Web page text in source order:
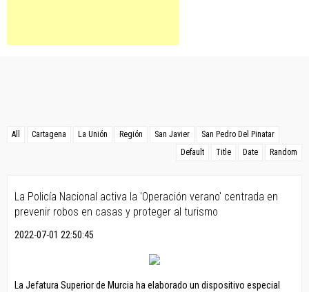
All Cartagena La Unión Región San Javier
San Pedro Del Pinatar
Default
Title Date Random
La Policía Nacional activa la 'Operación verano' centrada en
prevenir robos en casas y proteger al turismo
2022-07-01 22:50:45
La Jefatura Superior de Murcia ha elaborado un dispositivo especial